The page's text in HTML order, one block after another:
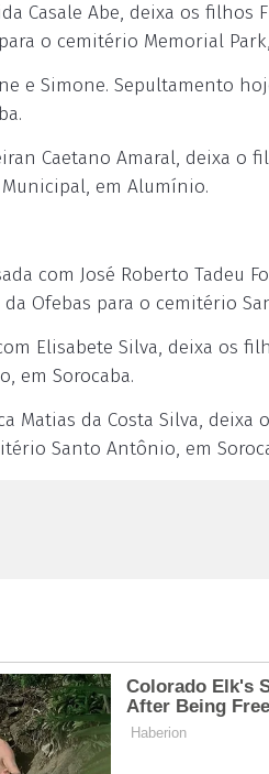
Casale Abe, deixa os filhos
o cemitério Memorial
e Simone. Sepultamento
Caetano Amaral, deixa
em Alumínio.
com José Roberto
Ofebas para o cemitério
Elisabete Silva, deixa os
em Sorocaba.
Matias da Costa Silva,
Santo Antônio, em